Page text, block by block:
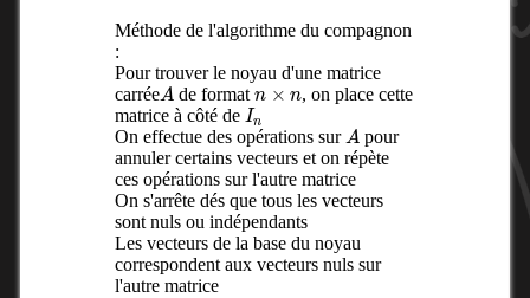
Méthode de l'algorithme du compagnon
:
Pour trouver le noyau d'une matrice
carréeA de formatn× n
, on place cette
matrice à côté de In
On effectue des opérations sur A pour
annuler certains vecteurs et on répète
ces opérations sur l'autre matrice
On s'arrête dés que tous les vecteurs
sont nuls ou indépendants
Les vecteurs de la base du noyau
correspondent aux vecteurs nuls sur
l'autre matrice